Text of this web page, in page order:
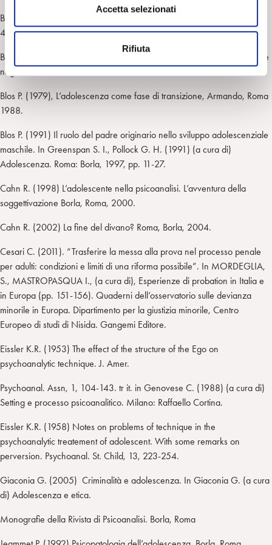
e
n
Accetta selezionati
Rifiuta
Bartolini B. (2011), La messa alla prova del minore. Art. 28 d.P.R.
448/88. Exeo Editore
Bleiberg E. (2001) Il trattamento dei disturbi di personalità nei bambini e
negli adolescenti. Roma: Fioriti, 2004.
Blos P. (1979), L’adolescenza come fase di transizione, Armando, Roma
1988.
Blos P. (1991) Il ruolo del padre originario nello sviluppo adolescenziale
maschile. In Greenspan S. I., Pollock G. H. (1991) (a cura di)
Adolescenza. Roma: Borla, 1997, pp. 11-27.
Cahn R. (1998) L’adolescente nella psicoanalisi. L’avventura della
soggettivazione Borla, Roma, 2000.
Cahn R. (2002) La fine del divano? Roma, Borla, 2004.
Cesari C. (2011). “Trasferire la messa alla prova nel processo penale
per adulti: condizioni e limiti di una riforma possibile”. In MORDEGLIA,
S., MASTROPASQUA I., (a cura di), Esperienze di probation in Italia e
in Europa (pp. 151-156). Quaderni dell’osservatorio sulle devianza
minorile in Europa. Dipartimento per la giustizia minorile, Centro
Europeo di studi di Nisida. Gangemi Editore.
Eissler K.R. (1953) The effect of the structure of the Ego on
psychoanalytic technique. J. Amer.
Psychoanal. Assn, 1, 104-143. tr it. in Genovese C. (1988) (a cura di)
Setting e processo psicoanalitico. Milano: Raffaello Cortina.
Eissler K.R. (1958) Notes on problems of technique in the
psychoanalytic treatement of adolescent. With some remarks on
perversion. Psychoanal. St. Child, 13, 223-254.
Giaconia G. (2005) Criminalità e adolescenza. In Giaconia G. (a cura
di) Adolescenza e etica.
Monografie della Rivista di Psicoanalisi. Borla, Roma